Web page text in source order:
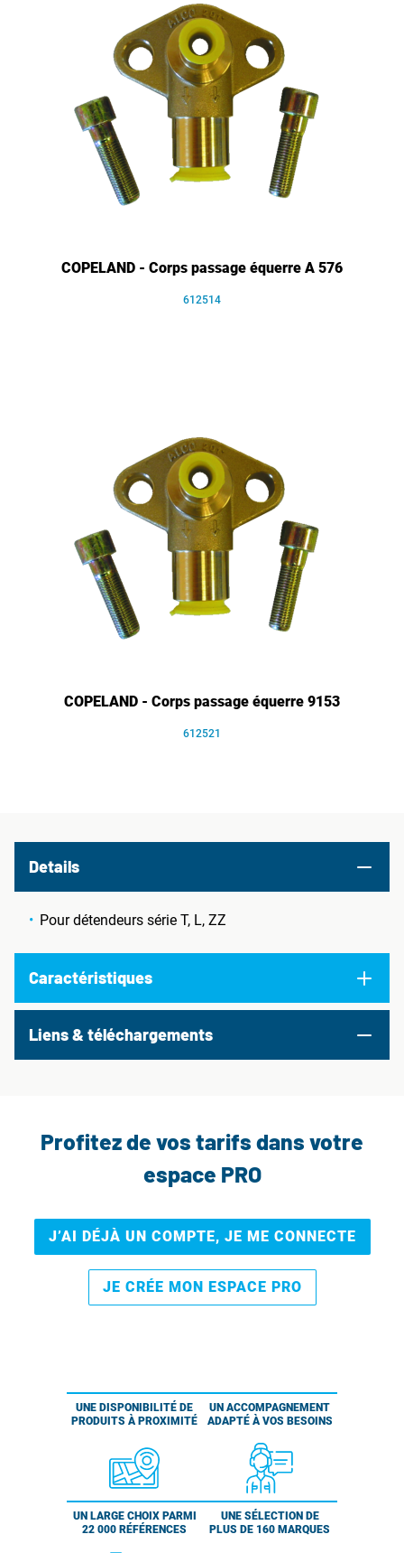
COPELAND - Corps passage équerre A 576
612514
COPELAND - Corps passage équerre 9153
612521
Details
Pour détendeurs série T, L, ZZ
Caractéristiques
Liens & téléchargements
Profitez de vos tarifs dans votre
espace PRO
J’AI DÉJÀ UN COMPTE, JE ME CONNECTE
JE CRÉE MON ESPACE PRO
UNE DISPONIBILITÉ DE
PRODUITS À PROXIMITÉ
UN ACCOMPAGNEMENT
ADAPTÉ À VOS BESOINS
UN LARGE CHOIX PARMI
22 000 RÉFÉRENCES
UNE SÉLECTION DE
PLUS DE 160 MARQUES